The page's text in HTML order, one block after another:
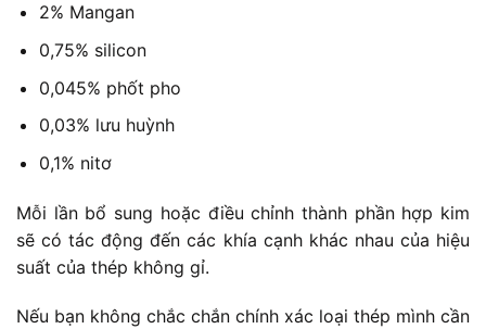
2% Mangan
0,75% silicon
0,045% phốt pho
0,03% lưu huỳnh
0,1% nitơ
Mỗi lần bổ sung hoặc điều chỉnh thành phần hợp kim
sẽ có tác động đến các khía cạnh khác nhau của hiệu
suất của thép không gỉ.
Nếu bạn không chắc chắn chính xác loại thép mình cần